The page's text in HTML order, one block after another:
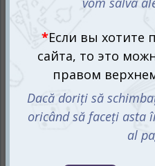
Что такое фанты, вы